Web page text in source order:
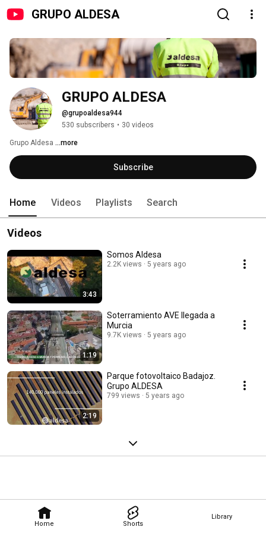
GRUPO ALDESA
Home Shorts
Library
GRUPO ALDESA
@grupoaldesa944
530 subscribers • 30 videos
Grupo Aldesa ...more
Subscribe
Home Videos Playlists Search
Videos
3:43
Somos Aldesa
2.2K views 5 years ago
1:19
Soterramiento AVE llegada a
Murcia
9.7K views 5 years ago
2:19
Parque fotovoltaico Badajoz.
Grupo ALDESA
799 views 5 years ago